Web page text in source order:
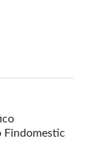
Findomestic